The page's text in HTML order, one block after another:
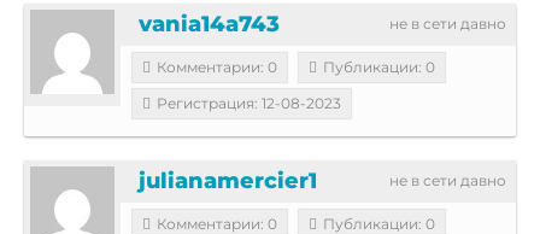
не в сети давно
vania14a743
Комментарии: 0
Публикации: 0
Регистрация: 12-08-2023
не в сети давно
julianamercier1
Комментарии: 0
Публикации: 0